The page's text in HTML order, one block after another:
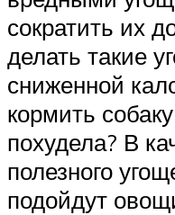
сократить их
делать такие
сниженной
кормить
похудела? В
полезного
подойдут